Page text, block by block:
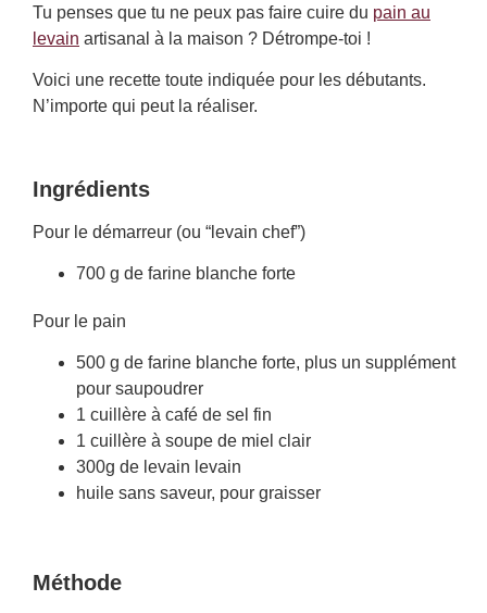
Tu penses que tu ne peux pas faire cuire du pain au
levain artisanal à la maison ? Détrompe-toi !
Voici une recette toute indiquée pour les débutants.
N’importe qui peut la réaliser.
Ingrédients
Pour le démarreur (ou “levain chef”)
700 g de farine blanche forte
Pour le pain
500 g de farine blanche forte, plus un supplément
pour saupoudrer
1 cuillère à café de sel fin
1 cuillère à soupe de miel clair
300g de levain levain
huile sans saveur, pour graisser
Méthode